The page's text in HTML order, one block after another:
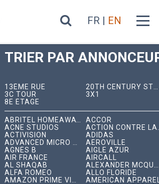
FR | EN
TRIER PAR
13ÈME RUE
3C TOUR
3X1
8E ÉTAGE
ACCOR
ACNE STUDIOS
ACTIVISION
ADIDAS
AÉROVILLE
AGNÈS B
AIGLE AZUR
AIR FRANCE
AIRCALL
AL SHAQAB
ALFA ROMEO
ALLO FLORIDE
AMERICAN